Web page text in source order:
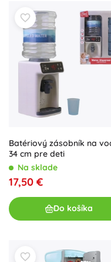
Batériový zásobník na
34 cm pre deti
Na sklade
17,50 €
Do košíka